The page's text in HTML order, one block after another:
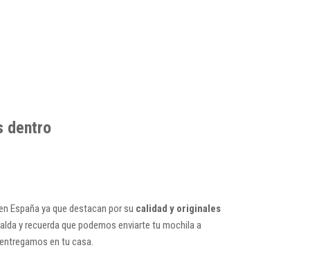
dentro
España ya que destacan por su calidad y originales
y recuerda que podemos enviarte tu mochila a
en tu casa.